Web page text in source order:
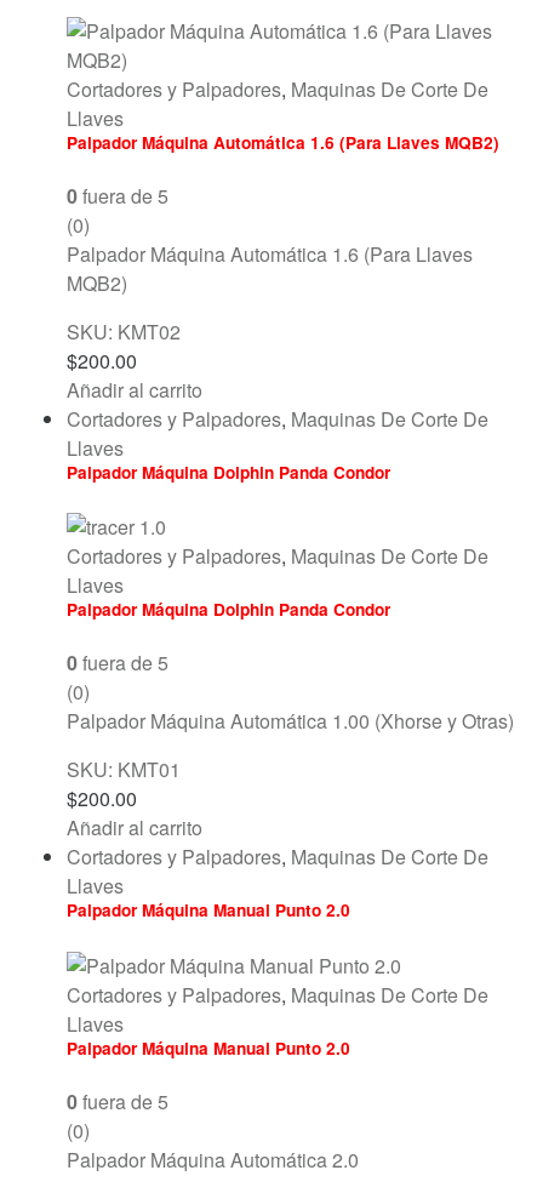
Cortadores y Palpadores, Maquinas De Corte De
Llaves
Palpador Máquina Automática 1.6 (Para Llaves MQB2)
0fuera de 5
(0)
Palpador Máquina Automática 1.6 (Para Llaves
MQB2)
SKU: KMT02
$200.00
Añadir al carrito
Cortadores y Palpadores, Maquinas De Corte De
Llaves
Palpador Máquina Dolphin Panda Condor
Cortadores y Palpadores, Maquinas De Corte De
Llaves
Palpador Máquina Dolphin Panda Condor
0fuera de 5
(0)
Palpador Máquina Automática 1.00 (Xhorse y Otras)
SKU: KMT01
$200.00
Añadir al carrito
Cortadores y Palpadores, Maquinas De Corte De
Llaves
Palpador Máquina Manual Punto 2.0
Cortadores y Palpadores, Maquinas De Corte De
Llaves
Palpador Máquina Manual Punto 2.0
0fuera de 5
(0)
Palpador Máquina Automática 2.0